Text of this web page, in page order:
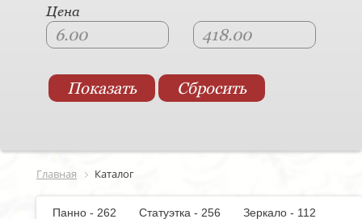
Цена
Главная Каталог
Панно - 262 Статуэтка - 256
Зеркало - 112